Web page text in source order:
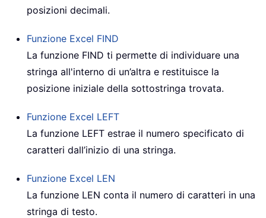
posizioni decimali.
Funzione Excel FIND
La funzione FIND ti permette di individuare una
stringa all'interno di un’altra e restituisce la
posizione iniziale della sottostringa trovata.
Funzione Excel LEFT
La funzione LEFT estrae il numero specificato di
caratteri dall’inizio di una stringa.
Funzione Excel LEN
La funzione LEN conta il numero di caratteri in una
stringa di testo.